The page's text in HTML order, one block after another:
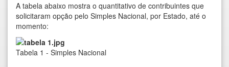
A tabela abaixo mostra o quantitativo de contribuintes que
solicitaram opção pelo Simples Nacional, por Estado, até o
momento:
Tabela 1 - Simples Nacional